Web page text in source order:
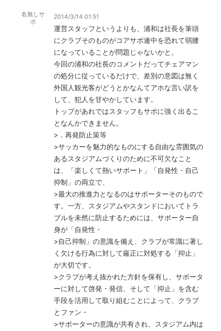
名無しサ
ポ
2014/3/14 01:51
運営スタッフというよりも、浦和は社長を筆頭
にクラブそのものがコアサポ連中を恐れて弱腰
になっていることが問題じゃないかと。
今回の浦和の社長のコメントだってチェアマン
の処分に従っているだけで、差別の意図は無く
外国人観光客がどうとかなんてアホな言い訳を
して、犯人を甘やかしています。
トップがあれではスタッフもサポに強く出るこ
となんかできません。
>．再発防止策等
>サッカーを魅力的なものにする自由な雰囲気の
あるスタジアムづくりのために不可欠なこと
は、「楽しくて熱いサポート」「自発性・自己
抑制」の両立で、
>最大の推進力となるのはサポーターそのもので
す。一方、スタジアムやスタンドにおいてトラ
ブルを未然に防止するためには、サポーター自
身が「自発性・
>自己抑制」の意識を備え、クラブが常識に著し
く欠ける行為に対して厳正に対処する「抑止」
が大切です。
>クラブが考え抜かれた方針を保有し、サポータ
ーに対して啓発・発信、そして「抑止」を含む
手段を活用して取り組むことによって、クラブ
とファン・
>サポーターの意識が共有され、スタジアム内は